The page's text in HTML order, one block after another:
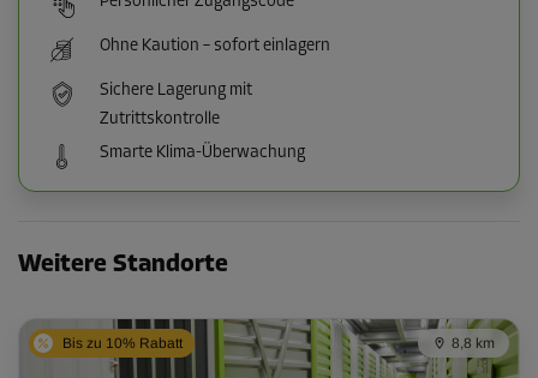
Ohne Kaution – sofort einlagern
Sichere Lagerung mit
Zutrittskontrolle
Smarte Klima-Überwachung
Weitere Standorte
Bis zu 10% Rabatt 8,8 km